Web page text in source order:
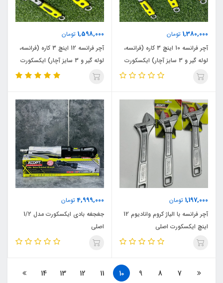
1,380,000 تومان
آچر فرانسه 10 اینچ 3 کاره (فرانسه،
لوله گیر و 3 سایز آچار) ایکسکورت
مدل 5/5_8/5_17 اصلی
1,598,000 تومان
آچر فرانسه 12 اینچ 3 کاره (فرانسه،
لوله گیر و 3 سایز آچار) ایکسکورت
مدل 10_12_19 اصلی
1,197,000 تومان
آچر فرانسه با الیاژ کروم وانادیوم 12
اینچ ایکسکورت اصلی
4,999,000تومان
جغجغه بادی ایکسکورت مدل 1/2
اصلی
7
8
9
10
11
12
13
14